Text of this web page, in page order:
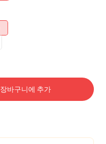
장바구니에 추가